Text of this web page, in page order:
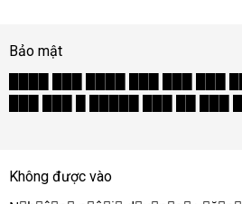
Bảo mật
Không được vào